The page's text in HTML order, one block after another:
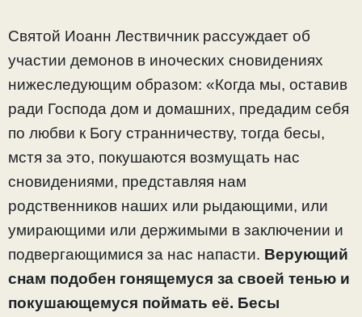
Святой Иоанн Лествичник рассуждает об
участии демонов в иноческих сновидениях
нижеследующим образом: «Когда мы, оставив
ради Господа дом и домашних, предадим себя
по любви к Богу странничеству, тогда бесы,
мстя за это, покушаются возмущать нас
сновидениями, представляя нам
родственников наших или рыдающими, или
умирающими или держимыми в заключении и
подвергающимися за нас напасти. Верующий
снам подобен гонящемуся за своей тенью и
покушающемуся поймать её. Бесы